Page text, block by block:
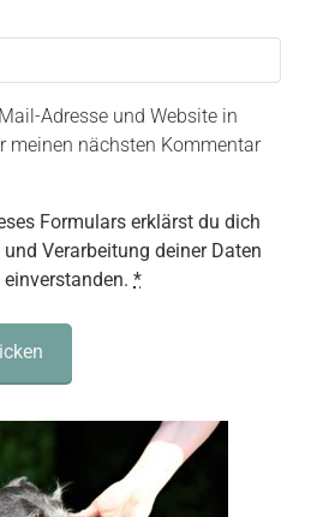
Adresse und Website in
meinen nächsten Kommentar
Formulars erklärst du dich
Verarbeitung deiner Daten
*